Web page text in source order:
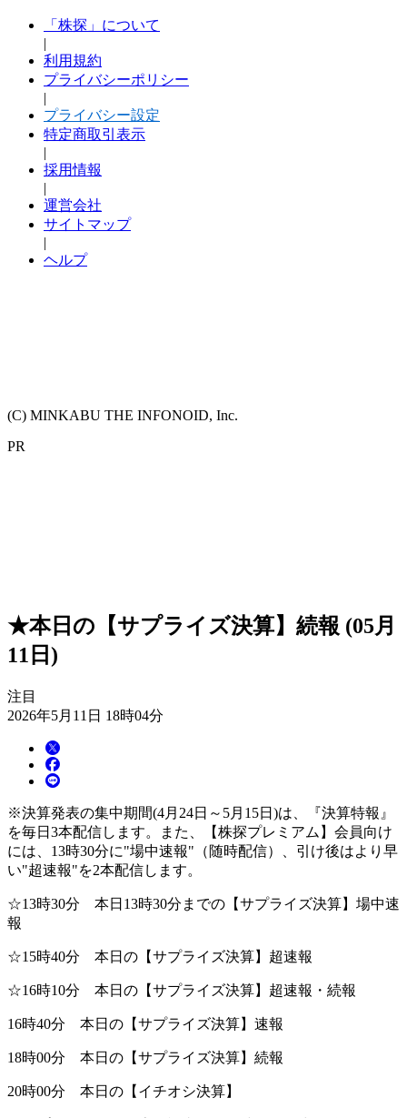
「株探」について
|
利用規約
プライバシーポリシー
|
プライバシー設定
特定商取引表示
|
採用情報
|
運営会社
サイトマップ
|
ヘルプ
(C) MINKABU THE INFONOID, Inc.
PR
★本日の【サプライズ決算】続報 (05月
11日)
注目
2026年5月11日 18時04分
※決算発表の集中期間(4月24日～5月15日)は、『決算特報』
を毎日3本配信します。また、【株探プレミアム】会員向け
には、13時30分に"場中速報"（随時配信）、引け後はより早
い"超速報"を2本配信します。
☆13時30分 本日13時30分までの【サプライズ決算】場中速
報
☆15時40分 本日の【サプライズ決算】超速報
☆16時10分 本日の【サプライズ決算】超速報・続報
16時40分 本日の【サプライズ決算】速報
18時00分 本日の【サプライズ決算】続報
20時00分 本日の【イチオシ決算】